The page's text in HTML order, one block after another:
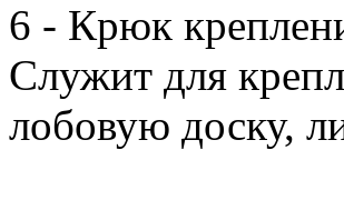
6 - Крюк
Служит для
лобовую доску,